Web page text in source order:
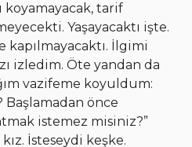
tarif
Yaşayacaktı işte.
kapılmayacaktı. İlgimi
izledim. Öte yandan da
vazifeme koyuldum:
önce
istemez misiniz?”
İsteseydi keşke.